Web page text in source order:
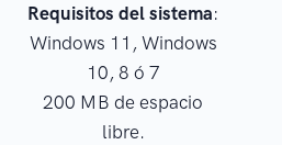
Requisitos del sistema:
Windows 11, Windows
10, 8 ó 7
200 MB de espacio
libre.